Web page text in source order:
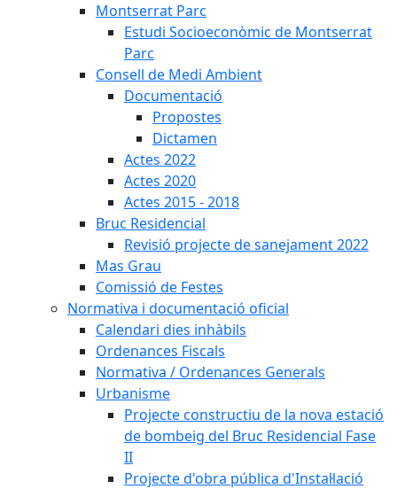
Montserrat Parc
Estudi Socioeconòmic de Montserrat
Parc
Consell de Medi Ambient
Documentació
Propostes
Dictamen
Actes 2022
Actes 2020
Actes 2015 - 2018
Bruc Residencial
Revisió projecte de sanejament 2022
Mas Grau
Comissió de Festes
Normativa i documentació oficial
Calendari dies inhàbils
Ordenances Fiscals
Normativa / Ordenances Generals
Urbanisme
Projecte constructiu de la nova estació
de bombeig del Bruc Residencial Fase
II
Projecte d'obra pública d'Instal·lació